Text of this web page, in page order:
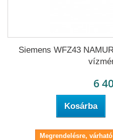
Siemens WFZ43
6
Kosárba
Megrendelésre,